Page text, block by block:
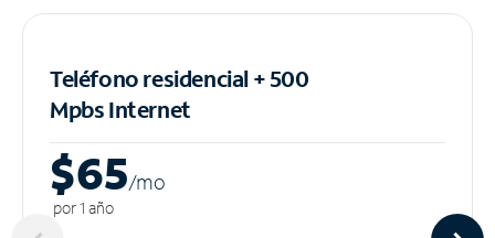
Teléfono residencial + 500
MpbsInternet
$65/mo
por 1 año